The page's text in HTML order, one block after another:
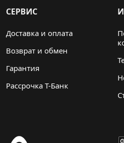
СЕРВИС
Доставка и оплата
Возврат и обмен
Гарантия
Рассрочка Т-Банк